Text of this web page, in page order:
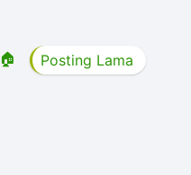
🏠 Posting Lama